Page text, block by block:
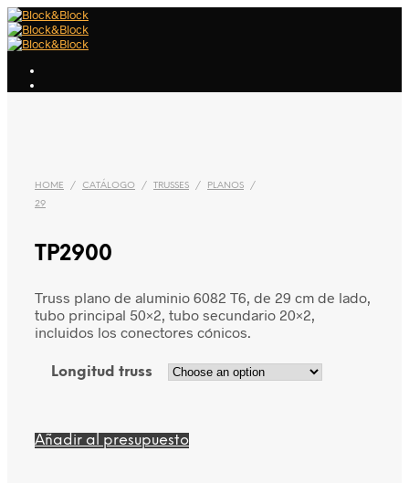
HOME / CATÁLOGO / TRUSSES / PLANOS
/
29
TP2900
Truss plano de aluminio 6082 T6, de 29 cm de lado,
tubo principal 50×2, tubo secundario 20×2,
incluidos los conectores cónicos.
Longitud truss
Añadir al presupuesto